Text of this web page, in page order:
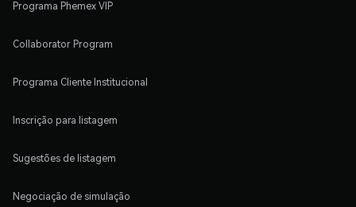
Programa Phemex VIP
Collaborator Program
Programa Cliente Institucional
Inscrição para listagem
Sugestões de listagem
Negociação de simulação